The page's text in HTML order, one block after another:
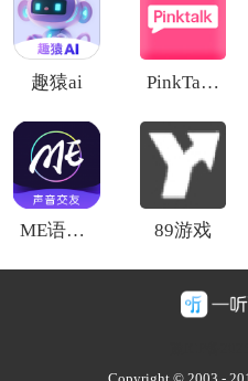
趣猿ai PinkTalk AI
ME语音聊天 89游戏